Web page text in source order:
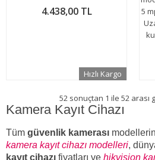
4.438,00 TL
Hızlı Kargo
5
52 sonuçtan 1 ile 52 arası
Kamera Kayıt Cihazı
Tüm güvenlik kamerası
kamera kayıt cihazı modelleri,
kayıt cihazı fiyatları ve hikvision